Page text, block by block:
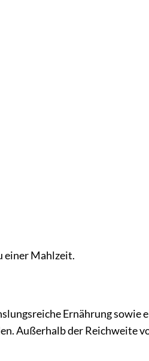
einer Mahlzeit.
Ernährung sowie
Außerhalb der Reichweite